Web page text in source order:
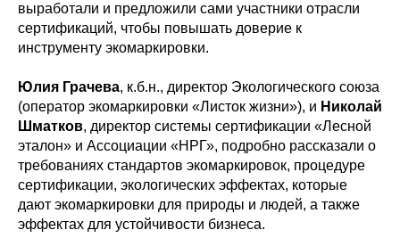
выработали и предложили сами участники отрасли
сертификаций, чтобы повышать доверие к
инструменту экомаркировки.
Юлия Грачева, к.б.н., директор Экологического союза
(оператор экомаркировки «Листок жизни»), и Николай
Шматков, директор системы сертификации «Лесной
эталон» и Ассоциации «НРГ», подробно рассказали о
требованиях стандартов экомаркировок, процедуре
сертификации, экологических эффектах, которые
дают экомаркировки для природы и людей, а также
эффектах для устойчивости бизнеса.